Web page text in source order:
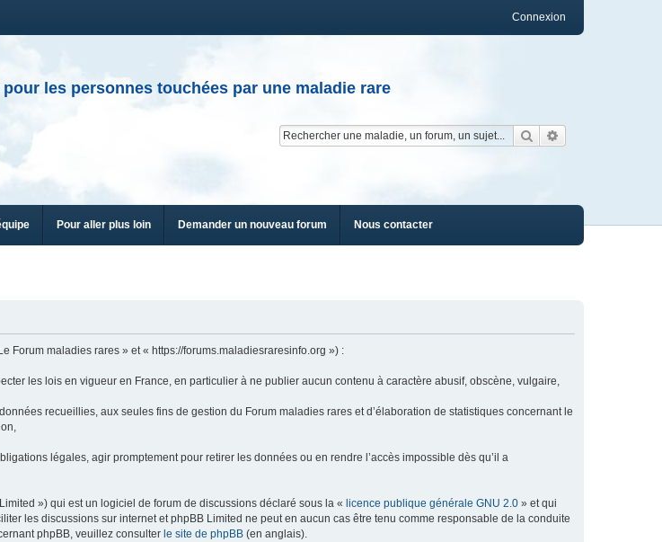
Connexion
les personnes touchées par une maladie rare
Rechercher
Pour aller plus loin Demander un nouveau forum Nous contacter
Forum maladies rares » et « https://forums.maladiesraresinfo.org ») :
les lois en vigueur en France, en particulier à ne publier aucun contenu à caractère abusif, obscène, vulgaire,
recueillies, aux seules fins de gestion du Forum maladies rares et d’élaboration de statistiques concernant le
légales, agir promptement pour retirer les données ou en rendre l’accès impossible dès qu’il a
») qui est un logiciel de forum de discussions déclaré sous la « licence publique générale GNU 2.0 » et qui
les discussions sur internet et phpBB Limited ne peut en aucun cas être tenu comme responsable de la conduite
phpBB, veuillez consulter le site de phpBB (en anglais).